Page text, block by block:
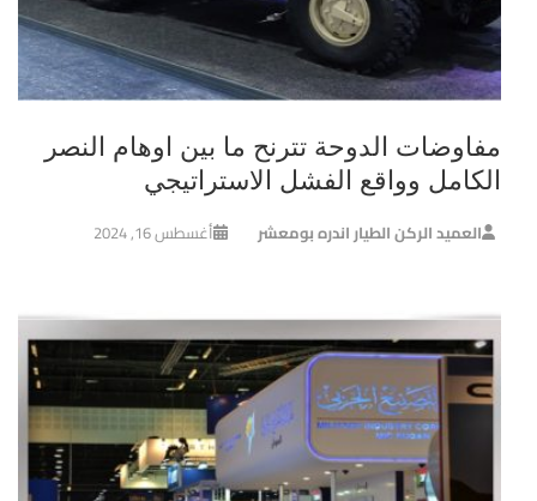
مفاوضات الدوحة تترنح ما بين اوهام النصر
الكامل وواقع الفشل الاستراتيجي
العميد الركن الطيار اندره بومعشر أغسطس 16, 2024